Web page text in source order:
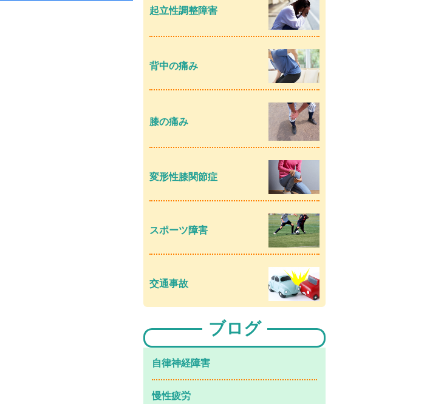
起立性調整障害
背中の痛み
膝の痛み
変形性膝関節症
スポーツ障害
交通事故
ブログ
⾃律神経障害
慢性疲労